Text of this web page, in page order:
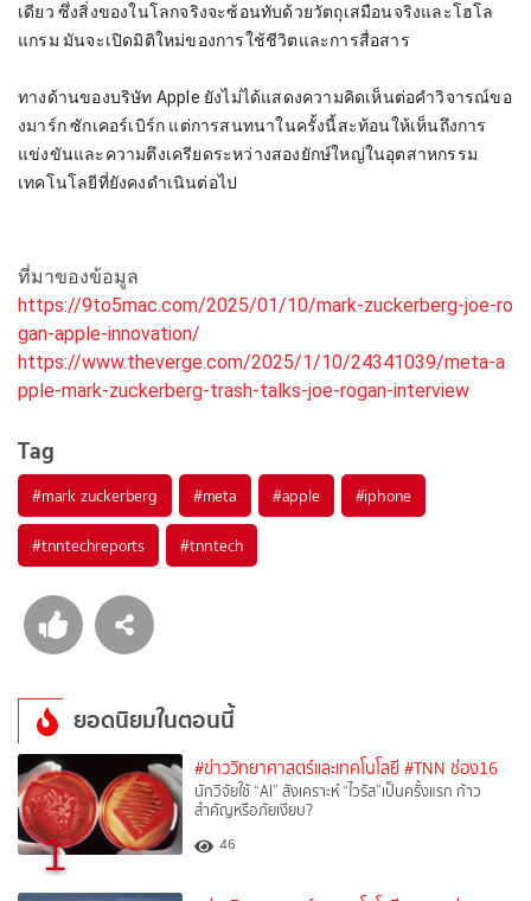
เดียว ซึ่งสิ่งของในโลกจริงจะซ้อนทับด้วยวัตถุเสมือนจริงและโฮโล
แกรม มันจะเปิดมิติใหม่ของการใช้ชีวิตและการสื่อสาร
ทางด้านของบริษัท Apple ยังไม่ได้แสดงความคิดเห็นต่อคำวิจารณ์ขอ
งมาร์ก ซักเคอร์เบิร์ก แต่การสนทนาในครั้งนี้สะท้อนให้เห็นถึงการ
แข่งขันและความตึงเครียดระหว่างสองยักษ์ใหญ่ในอุตสาหกรรม
เทคโนโลยีที่ยังคงดำเนินต่อไป
ที่มาของข้อมูล
https://9to5mac.com/2025/01/10/mark-zuckerberg-joe-ro
gan-apple-innovation/
https://www.theverge.com/2025/1/10/24341039/meta-a
pple-mark-zuckerberg-trash-talks-joe-rogan-interview
Tag
#mark zuckerberg #meta #apple #iphone
#tnntechreports #tnntech
ยอดนิยมในตอนนี้
1
#ข่าววิทยาศาสตร์และเทคโนโลยี #TNN ช่อง16
นักวิจัยใช้ “AI” สังเคราะห์ “ไวรัส”เป็นครั้งแรก ก้าว
สำคัญหรือภัยเงียบ?
46